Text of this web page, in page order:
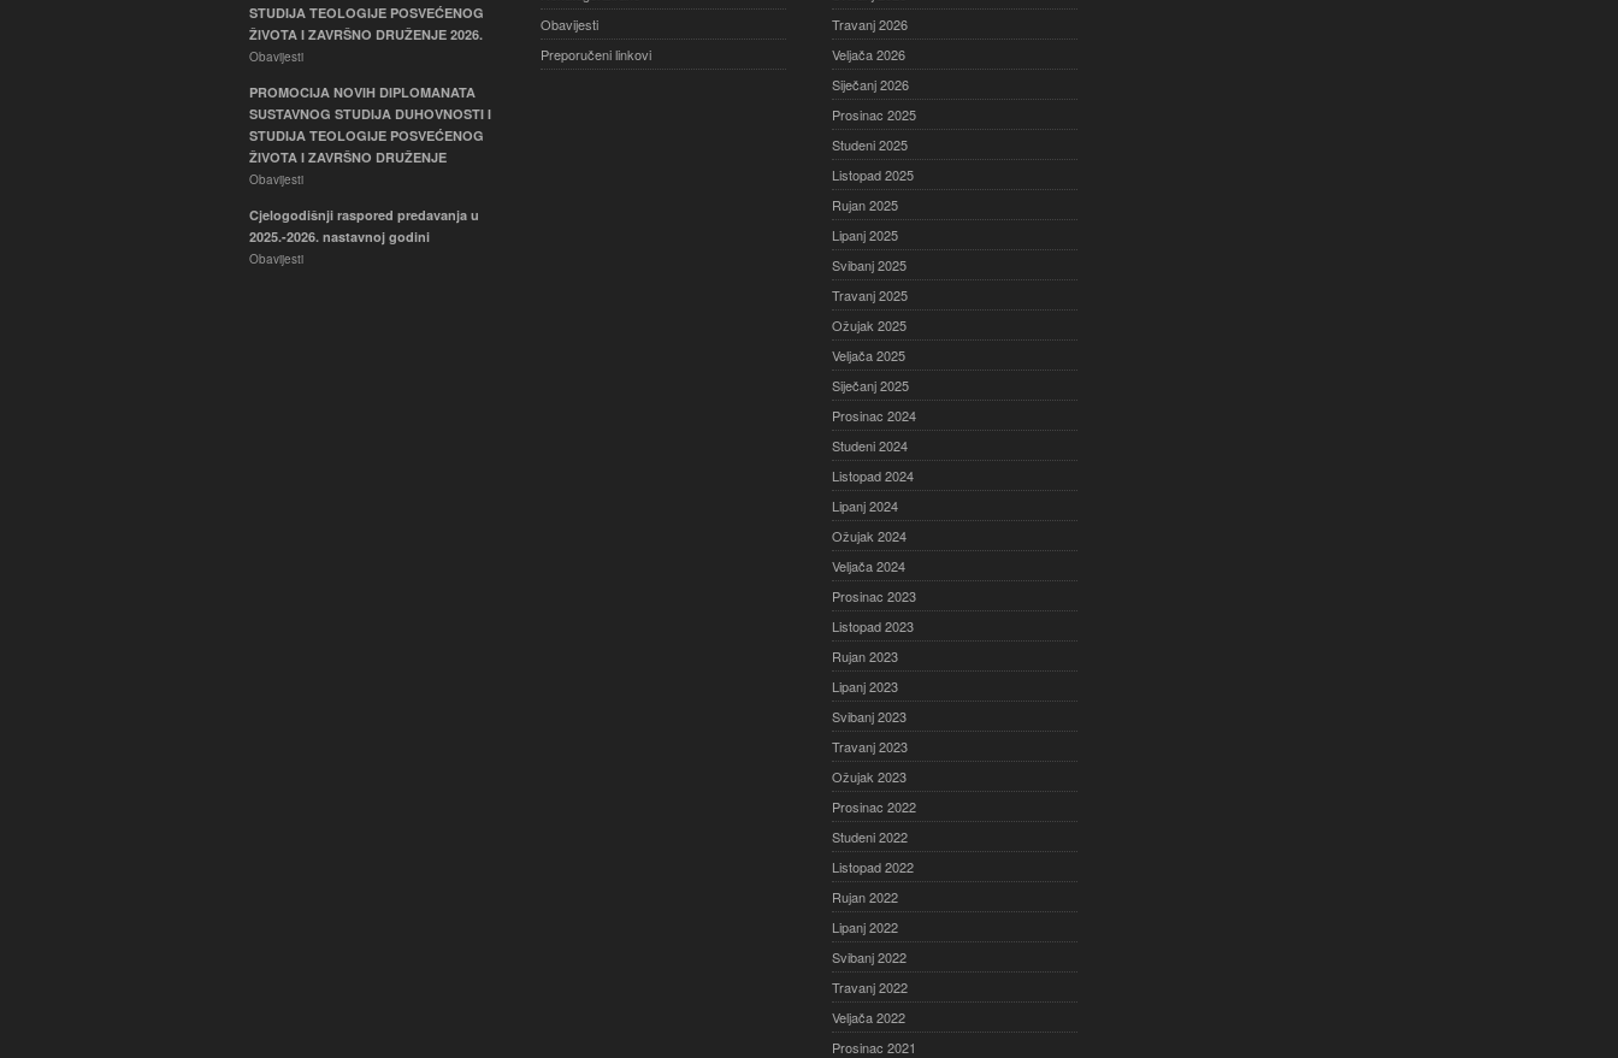
STUDIJA TEOLOGIJE POSVEĆENOG
ŽIVOTA I ZAVRŠNO DRUŽENJE 2026.
Obavijesti
PROMOCIJA NOVIH DIPLOMANATA
SUSTAVNOG STUDIJA DUHOVNOSTI I
STUDIJA TEOLOGIJE POSVEĆENOG
ŽIVOTA I ZAVRŠNO DRUŽENJE
Obavijesti
Cjelogodišnji raspored predavanja u
2025.-2026. nastavnoj godini
Obavijesti
Obavijesti
Preporučeni linkovi
Travanj 2026
Veljača 2026
Siječanj 2026
Prosinac 2025
Studeni 2025
Listopad 2025
Rujan 2025
Lipanj 2025
Svibanj 2025
Travanj 2025
Ožujak 2025
Veljača 2025
Siječanj 2025
Prosinac 2024
Studeni 2024
Listopad 2024
Lipanj 2024
Ožujak 2024
Veljača 2024
Prosinac 2023
Listopad 2023
Rujan 2023
Lipanj 2023
Svibanj 2023
Travanj 2023
Ožujak 2023
Prosinac 2022
Studeni 2022
Listopad 2022
Rujan 2022
Lipanj 2022
Svibanj 2022
Travanj 2022
Veljača 2022
Prosinac 2021